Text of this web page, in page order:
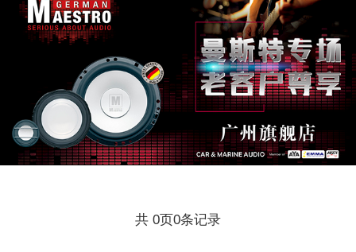
共 0页0条记录